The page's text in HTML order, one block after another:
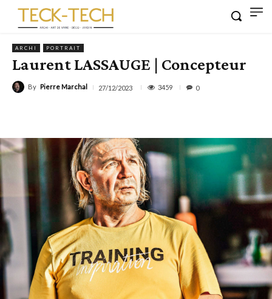
ARCHI PORTRAIT
Laurent LASSAUGE | Concepteur
By Pierre Marchal 27/12/2023 3459 0